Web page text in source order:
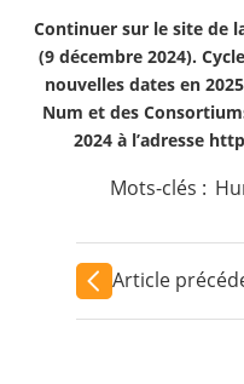
Continuer sur le site de
(9 décembre 2024).
nouvelles dates en
Num et des
2024 à l’adresse
Mots-clés :
Article